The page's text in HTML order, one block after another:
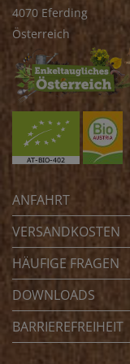
4070 Eferding
Österreich
ANFAHRT
VERSANDKOSTEN
HÄUFIGE FRAGEN
DOWNLOADS
BARRIEREFREIHEIT